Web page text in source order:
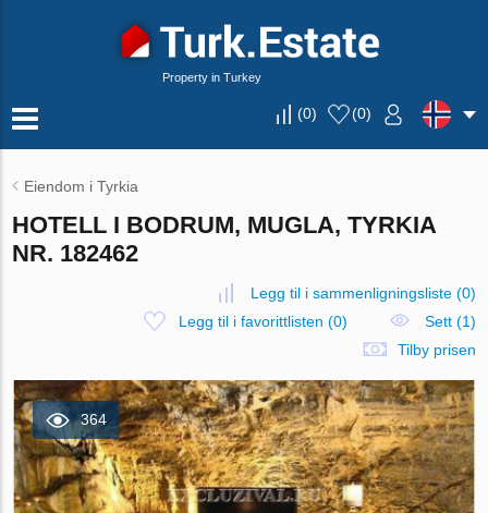
Property in Turkey
(0) (0)
Eiendom i Tyrkia
HOTELL I BODRUM, MUGLA, TYRKIA
NR. 182462
Legg til i sammenligningsliste(0)
Legg til i favorittlisten (0)
Sett (1)
Tilby prisen
364